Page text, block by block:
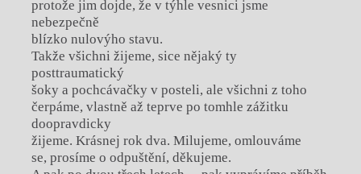
protože jim dojde, že v týhle vesnici jsme
nebezpečně
blízko nulovýho stavu.
Takže všichni žijeme, sice nějaký ty
posttraumatický
šoky a pochcávačky v posteli, ale všichni z toho
čerpáme, vlastně až teprve po tomhle zážitku
doopravdicky
žijeme. Krásnej rok dva. Milujeme, omlouváme
se, prosíme o odpuštění, děkujeme.